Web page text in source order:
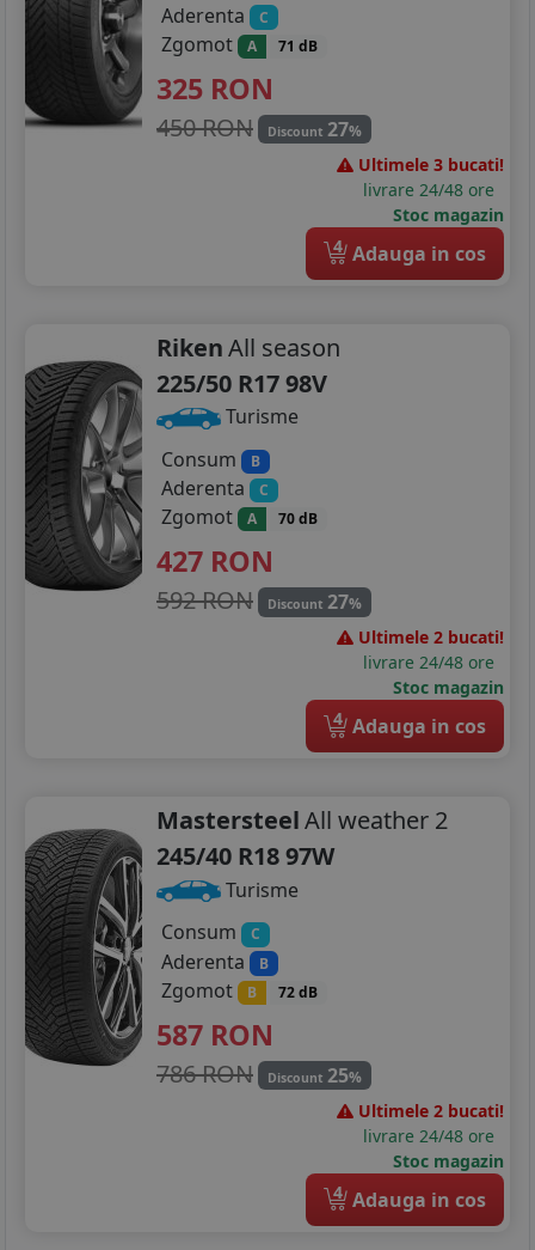
Aderenta
C
Zgomot A 71 dB
325 RON
450 RON Discount 27%
Ultimele 3 bucati!
livrare 24/48 ore
Stoc magazin
4 Adauga in cos
RikenAll season
225/50 R17 98V
Turisme
Consum
B
Aderenta C
Zgomot A 70 dB
427 RON
592 RON Discount 27%
Ultimele 2 bucati!
livrare 24/48 ore
Stoc magazin
4 Adauga in cos
MastersteelAll weather 2
245/40 R18 97W
Turisme
Consum
C
Aderenta B
Zgomot B 72 dB
587 RON
786 RON Discount 25%
Ultimele 2 bucati!
livrare 24/48 ore
Stoc magazin
4 Adauga in cos